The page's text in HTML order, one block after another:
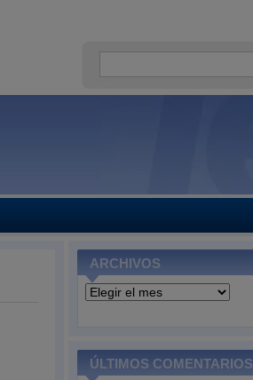
ARCHIVOS
Archivos
ÚLTIMOS COMENTARIOS